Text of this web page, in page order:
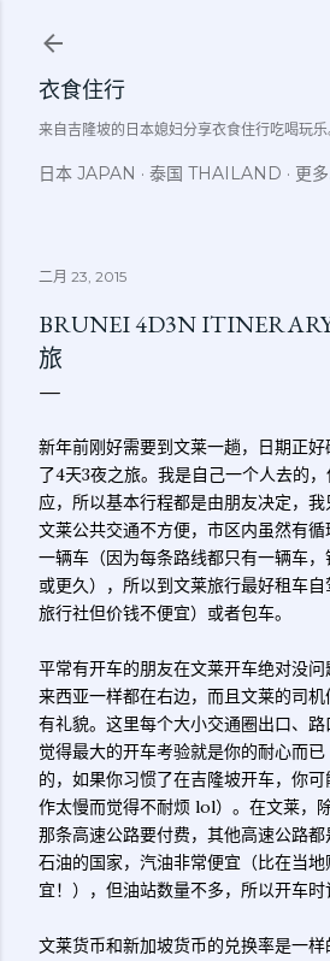
衣食住行
来自吉隆坡的日本媳妇分享衣食住行吃喝玩
日本 JAPAN 泰国 THAILAND 更
二月 23, 2015
BRUNEI 4D3N
旅
新年前刚好需要到文莱一趟，日期正
了4天3夜之旅。我是自己一个人去的
应，所以基本行程都是由朋友决定，我
文莱公共交通不方便，市区内虽然有
一辆车（因为每条路线都只有一辆车
或更久），所以到文莱旅行最好租车
旅行社但价钱不便宜）或者包车。
平常有开车的朋友在文莱开车绝对没
来西亚一样都在右边，而且文莱的司
有礼貌。这里每个大小交通圈出口、
觉得最大的开车考验就是你的耐心而
的，如果你习惯了在吉隆坡开车，你
作太慢而觉得不耐烦 lol）。在文莱，
那条高速公路要付费，其他高速公路
石油的国家，汽油非常便宜（比在当
宜！），但油站数量不多，所以开车时
文莱货币和新加坡货币的兑换率是一